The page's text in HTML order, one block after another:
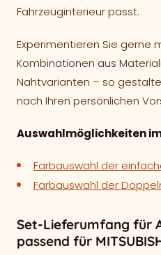
Fahrzeuginterieur passt.
Experimentieren Sie gerne
Kombinationen aus
Nahtvarianten – so
nach Ihren persönlichen
Auswahlmöglichkeiten
Farbauswahl der
Farbauswahl der
Set-Lieferumfang für
passend für